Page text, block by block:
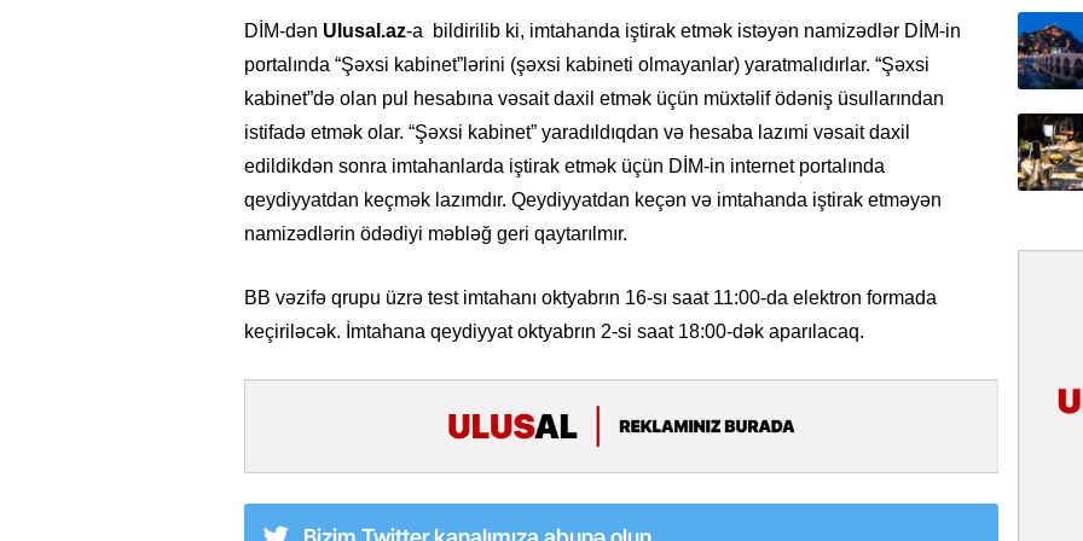
DİM-dən Ulusal.az-a bildirilib ki, imtahanda iştirak etmək istəyən namizədlər DİM-in
portalında “Şəxsi kabinet”lərini (şəxsi kabineti olmayanlar) yaratmalıdırlar. “Şəxsi
kabinet”də olan pul hesabına vəsait daxil etmək üçün müxtəlif ödəniş üsullarından
istifadə etmək olar. “Şəxsi kabinet” yaradıldıqdan və hesaba lazımi vəsait daxil
edildikdən sonra imtahanlarda iştirak etmək üçün DİM-in internet portalında
qeydiyyatdan keçmək lazımdır. Qeydiyyatdan keçən və imtahanda iştirak etməyən
namizədlərin ödədiyi məbləğ geri qaytarılmır.
BB vəzifə qrupu üzrə test imtahanı oktyabrın 16-sı saat 11:00-da elektron formada
keçiriləcək. İmtahana qeydiyyat oktyabrın 2-si saat 18:00-dək aparılacaq.
İlin ilk
çox
Yeni